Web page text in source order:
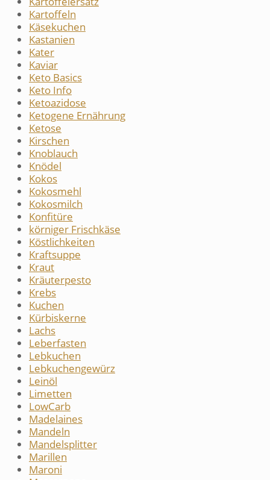
Kartoffeln
Käsekuchen
Kastanien
Kater
Kaviar
Keto Basics
Keto Info
Ketoazidose
Ketogene Ernährung
Ketose
Kirschen
Knoblauch
Knödel
Kokos
Kokosmehl
Kokosmilch
Konfitüre
körniger Frischkäse
Köstlichkeiten
Kraftsuppe
Kraut
Kräuterpesto
Krebs
Kuchen
Kürbiskerne
Lachs
Leberfasten
Lebkuchen
Lebkuchengewürz
Leinöl
Limetten
LowCarb
Madelaines
Mandeln
Mandelsplitter
Marillen
Maroni